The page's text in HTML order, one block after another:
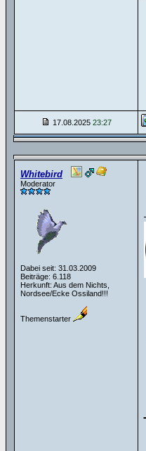
17.08.2025 23:27
Whitebird
Moderator
Dabei seit: 31.03.2009
Beiträge: 6.118
Herkunft: Aus dem Nichts,
Nordsee/Ecke Ossiland!!!
Themenstarter